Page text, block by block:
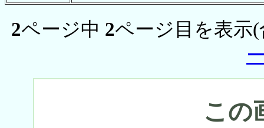
2ページ中 2ページ目を表示(
この